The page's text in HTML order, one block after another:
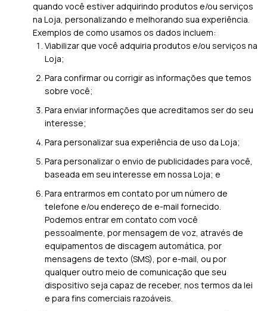
quando você estiver adquirindo produtos e/ou serviços
na Loja, personalizando e melhorando sua experiência.
Exemplos de como usamos os dados incluem:
Viabilizar que você adquiria produtos e/ou serviços na
Loja;
Para confirmar ou corrigir as informações que temos
sobre você;
Para enviar informações que acreditamos ser do seu
interesse;
Para personalizar sua experiência de uso da Loja;
Para personalizar o envio de publicidades para você,
baseada em seu interesse em nossa Loja; e
Para entrarmos em contato por um número de
telefone e/ou endereço de e-mail fornecido.
Podemos entrar em contato com você
pessoalmente, por mensagem de voz, através de
equipamentos de discagem automática, por
mensagens de texto (SMS), por e-mail, ou por
qualquer outro meio de comunicação que seu
dispositivo seja capaz de receber, nos termos da lei
e para fins comerciais razoáveis.